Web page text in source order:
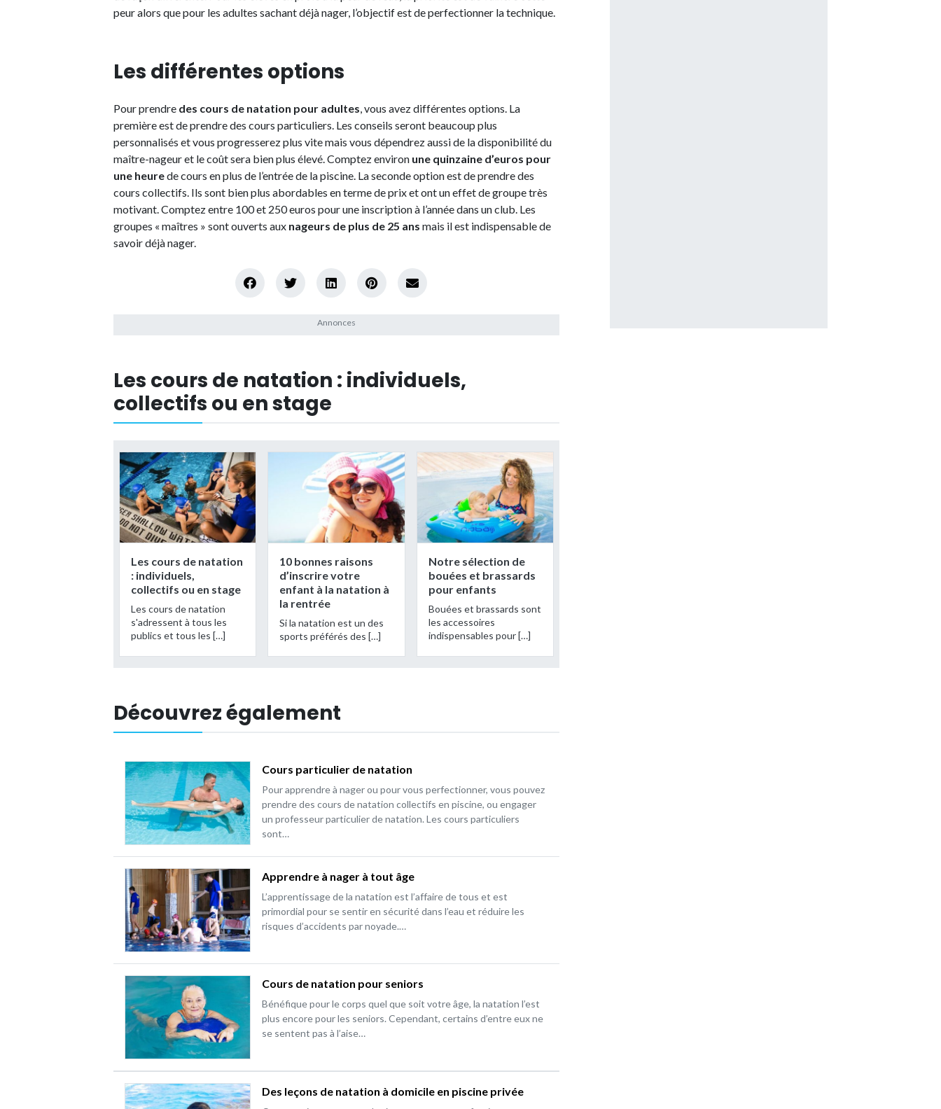
peur alors que pour les adultes sachant déjà nager, l’objectif est de perfectionner la technique.
Les différentes options
Pour prendre des cours de natation pour adultes, vous avez différentes options. La
première est de prendre des cours particuliers. Les conseils seront beaucoup plus
personnalisés et vous progresserez plus vite mais vous dépendrez aussi de la disponibilité du
maître-nageur et le coût sera bien plus élevé. Comptez environ une quinzaine d’euros pour
une heurede cours en plus de l’entrée de la piscine. La seconde option est de prendre des
cours collectifs. Ils sont bien plus abordables en terme de prix et ont un effet de groupe très
motivant. Comptez entre 100 et 250 euros pour une inscription à l’année dans un club. Les
groupes « maîtres » sont ouverts aux nageurs de plus de 25 ans mais il est indispensable de
savoir déjà nager.
Les cours de natation : individuels,
collectifs ou en stage
Les cours de natation
: individuels,
collectifs ou en stage
Les cours de natation
s'adressent à tous les
publics et tous les […]
10 bonnes raisons
d’inscrire votre
enfant à la natation à
la rentrée
Si la natation est un des
sports préférés des […]
Notre sélection de
bouées et brassards
pour enfants
Bouées et brassards sont
les accessoires
indispensables pour […]
Découvrez également
Cours particulier de natation
Pour apprendre à nager ou pour vous perfectionner, vous pouvez
prendre des cours de natation collectifs en piscine, ou engager
un professeur particulier de natation. Les cours particuliers
sont…
Apprendre à nager à tout âge
L’apprentissage de la natation est l’affaire de tous et est
primordial pour se sentir en sécurité dans l’eau et réduire les
risques d’accidents par noyade.…
Cours de natation pour seniors
Bénéfique pour le corps quel que soit votre âge, la natation l’est
plus encore pour les seniors. Cependant, certains d’entre eux ne
se sentent pas à l’aise…
Des leçons de natation à domicile en piscine privée